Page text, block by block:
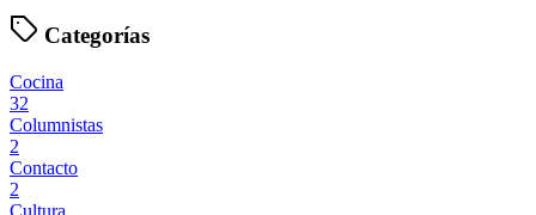
Categorías
Cocina
32
Columnistas
2
Contacto
2